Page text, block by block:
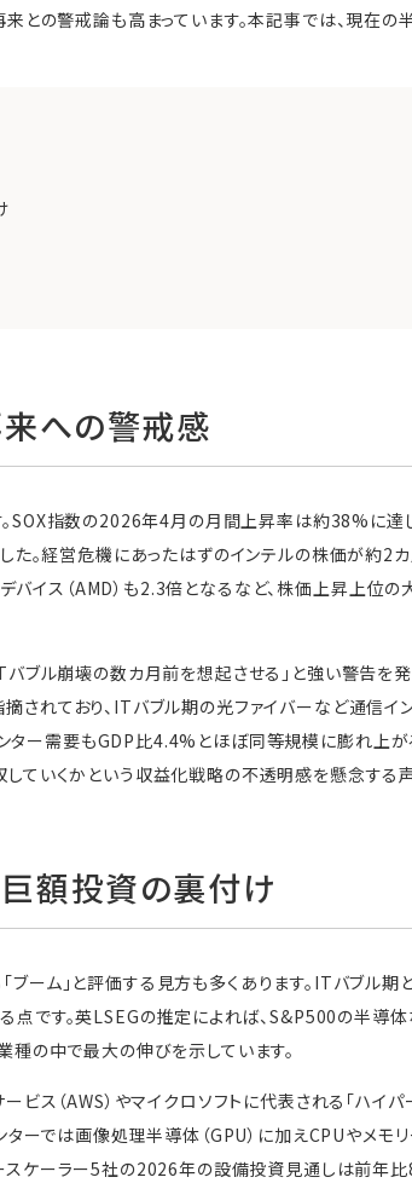
との警戒論も高まっています。本記事では、現在
への警戒感
SOX指数の2026年4月の月間上昇率は約38%に達
。経営危機にあったはずのインテルの株価が約2
デバイス（AMD）も2.3倍となるなど、株価上昇上位
ブル崩壊の数カ月前を想起させる」と強い警告を発
されており、ITバブル期の光ファイバーなど通信イ
ター需要もGDP比4.4%とほぼ同等規模に膨れ上が
ていくかという収益化戦略の不透明感を懸念する
額投資の裏付け
ーム」と評価する見方も多くあります。ITバブル期
点です。英LSEGの推定によれば、S&P500の半導
の中で最大の伸びを示しています。
ビス（AWS）やマイクロソフトに代表される「ハイ
ーでは画像処理半導体（GPU）に加えCPUやメモ
スケーラー5社の2026年の設備投資見通しは前年